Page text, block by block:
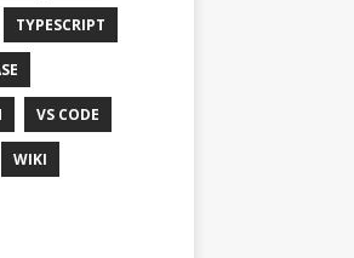
TYPESCRIPT
VS CODE
WIKI